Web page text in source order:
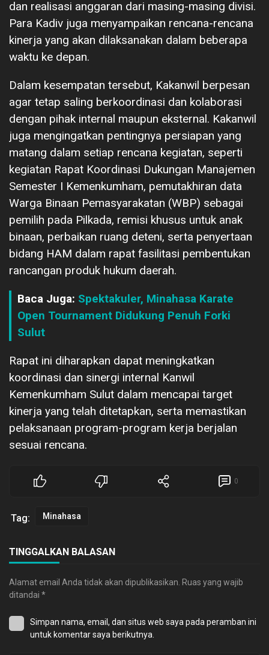
dan realisasi anggaran dari masing-masing divisi.
Para Kadiv juga menyampaikan rencana-rencana
kinerja yang akan dilaksanakan dalam beberapa
waktu ke depan.
Dalam kesempatan tersebut, Kakanwil berpesan
agar tetap saling berkoordinasi dan kolaborasi
dengan pihak internal maupun eksternal. Kakanwil
juga mengingatkan pentingnya persiapan yang
matang dalam setiap rencana kegiatan, seperti
kegiatan Rapat Koordinasi Dukungan Manajemen
Semester I Kemenkumham, pemutakhiran data
Warga Binaan Pemasyarakatan (WBP) sebagai
pemilih pada Pilkada, remisi khusus untuk anak
binaan, perbaikan ruang deteni, serta penyertaan
bidang HAM dalam rapat fasilitasi pembentukan
rancangan produk hukum daerah.
Baca Juga: Spektakuler, Minahasa Karate
Open Tournament Didukung Penuh Forki
Sulut
Rapat ini diharapkan dapat meningkatkan
koordinasi dan sinergi internal Kanwil
Kemenkumham Sulut dalam mencapai target
kinerja yang telah ditetapkan, serta memastikan
pelaksanaan program-program kerja berjalan
sesuai rencana.
0
Tag: Minahasa
TINGGALKAN BALASAN
Alamat email Anda tidak akan dipublikasikan. Ruas yang wajib
ditandai *
Simpan nama, email, dan situs web saya pada peramban ini
untuk komentar saya berikutnya.